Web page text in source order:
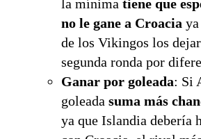
la mínima tiene que
no le gane a Croacia
de los Vikingos los
segunda ronda por
Ganar por goleada: Si
goleada suma más
ya que Islandia debería